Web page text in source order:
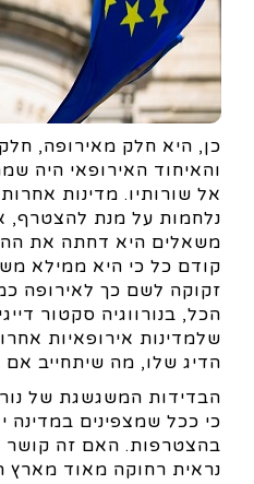
כן, היא חלק מאירופה,
והאיחוד האירופאי היה
אל שורותיו. מדינות
נלחמות על מנת להצטרף,
משאלים היא דחתה את
קודם כל כי היא ממילא
זקוקה לשם כך לאירופה
הכל, בנורווגיה סקטור
שלמדינות אירופאיות
הדיג שלו, מה שיתחייב
הבדידות המשגשגת של
כי ככל שמצפינים במדינה
בהצטרפות. האם זה קושר
נראית רחוקה מאוד מארץ